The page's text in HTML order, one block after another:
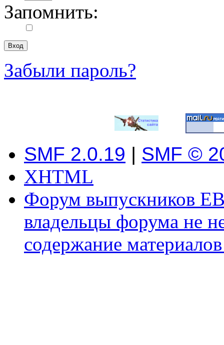
Запомнить:
Забыли пароль?
SMF 2.0.19 | SMF ©
XHTML
Форум выпускников
владельцы форума не
содержание